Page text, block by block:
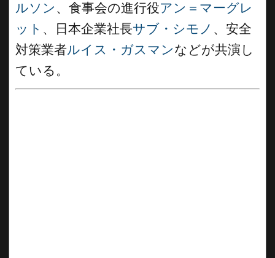
ルソン 、食事会の進行役アン＝マーグレ
ット 、日本企業社長サブ・シモノ 、安全
対策業者ルイス・ガスマンなどが共演し
ている。